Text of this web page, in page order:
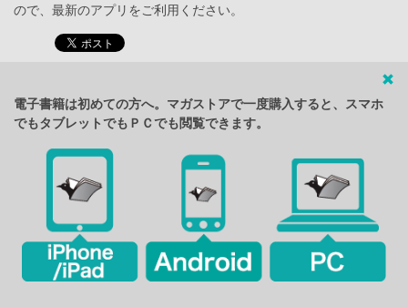
ので、最新のアプリをご利用ください。
電子書籍は初めての方へ。マガストアで一度購入すると、スマホ
でもタブレットでもＰＣでも閲覧できます。